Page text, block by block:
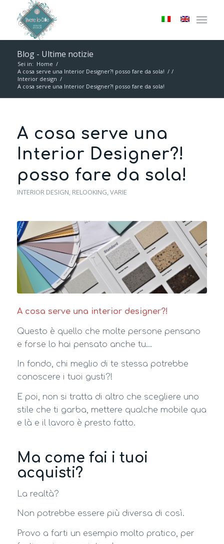
Blog - Ultime notizie
Sei in: Home /
A cosa serve una Interior Designer?! posso fare da sola! / /
Interior design /
A cosa serve una Interior Designer?! posso fare da sola!
A cosa serve una
Interior Designer?!
posso fare da sola!
INTERIOR DESIGN, RELOOKING,VARIE
A cosa serve una interior designer?!
Questo è quello che molte persone pensano
e forse lo hai pensato anche tu…
In fondo, chi meglio di te stessa potrebbe
conoscere i tuoi gusti?!
E poi, non si tratta di altro che scegliere uno
stile che ti garba, mettere qualche mobile qua
e là e il lavoro è presto fatto.
Ma come fai i tuoi
acquisti?
La realtà?
Non potrebbe essere più diversa di così.
Provo a farti un esempio molto pratico, per